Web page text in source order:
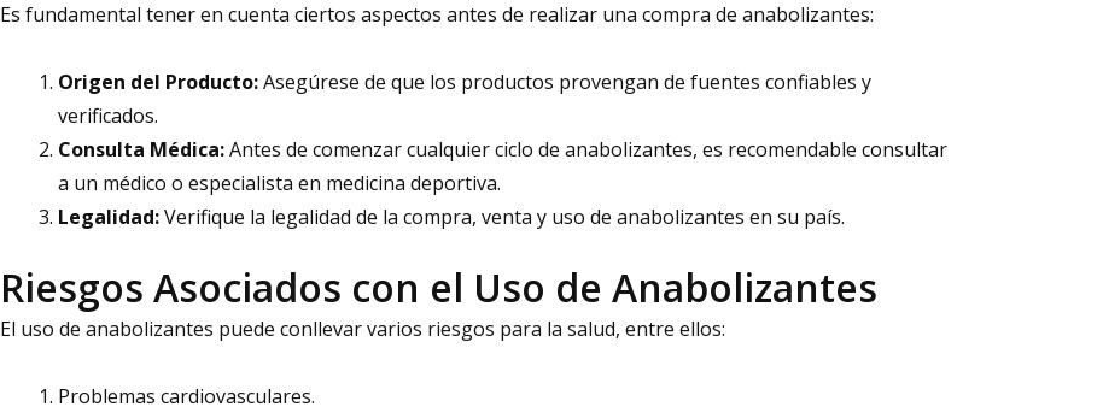
Es fundamental tener en cuenta ciertos aspectos antes de realizar una compra de anabolizantes:
Origen del Producto:Asegúrese de que los productos provengan de fuentes confiables y
verificados.
Consulta Médica:Antes de comenzar cualquier ciclo de anabolizantes, es recomendable consultar
a un médico o especialista en medicina deportiva.
Legalidad:Verifique la legalidad de la compra, venta y uso de anabolizantes en su país.
Riesgos Asociados con el Uso de Anabolizantes
El uso de anabolizantes puede conllevar varios riesgos para la salud, entre ellos:
Problemas cardiovasculares.